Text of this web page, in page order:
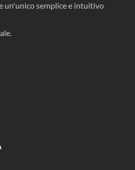
un'unico semplice e intuitivo